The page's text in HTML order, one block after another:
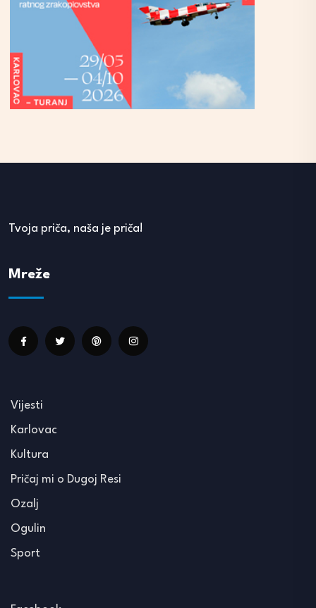
Tvoja priča, naša je priča!
Mreže
Vijesti
Karlovac
Kultura
Pričaj mi o Dugoj Resi
Ozalj
Ogulin
Sport